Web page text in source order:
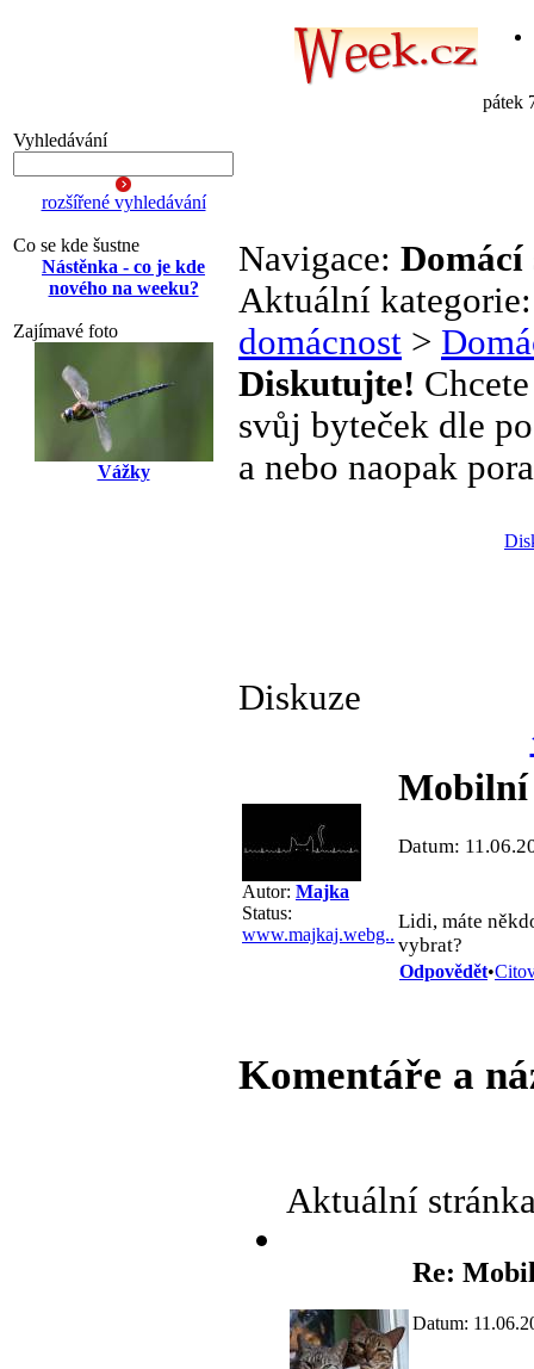
pátek
Vyhledávání
rozšířené vyhledávání
Co se kde šustne
Nástěnka - co je kde
nového na weeku?
Zajímavé foto
Vážky
Navigace: Domácí
Aktuální
domácnost >
Diskutujte!
svůj byteček dle
a nebo naopak
Diskuze
Autor: Majka
Status:
www.majkaj.webg..
Mobilní
Datum:
Lidi, máte
vybrat?
Odpovědět•
Komentáře a
Aktuální
Re:
Datum: